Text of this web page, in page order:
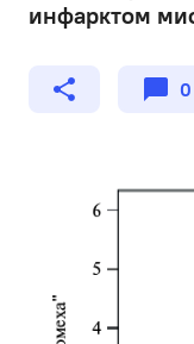
инфарктом
0